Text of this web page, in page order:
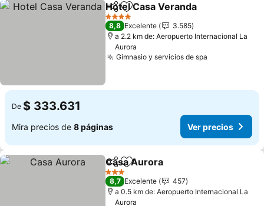
CompartirAgregar a favoritos
Hotel Casa Veranda
4 Estrellas
8,8 Excelente
3.585
a 2.2 km de: Aeropuerto Internacional La
Aurora
Gimnasio y servicios de spa
De $ 333.631
Mira precios de 8 páginas Ver precios
CompartirAgregar a favoritos
Casa Aurora
3 Estrellas
8,7 Excelente
457
a 0.5 km de: Aeropuerto Internacional La
Aurora